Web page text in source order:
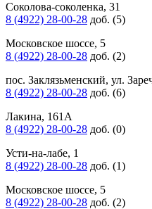
Соколова-соколенка, 31
8 (4922) 28-00-28 доб. (5)
Московское шоссе, 5
8 (4922) 28-00-28 доб. (2)
пос. Заклязьменский, ул.
8 (4922) 28-00-28 доб. (6)
Лакина, 161А
8 (4922) 28-00-28 доб. (0)
Усти-на-лабе, 1
8 (4922) 28-00-28 доб. (1)
Московское шоссе, 5
8 (4922) 28-00-28 доб. (2)